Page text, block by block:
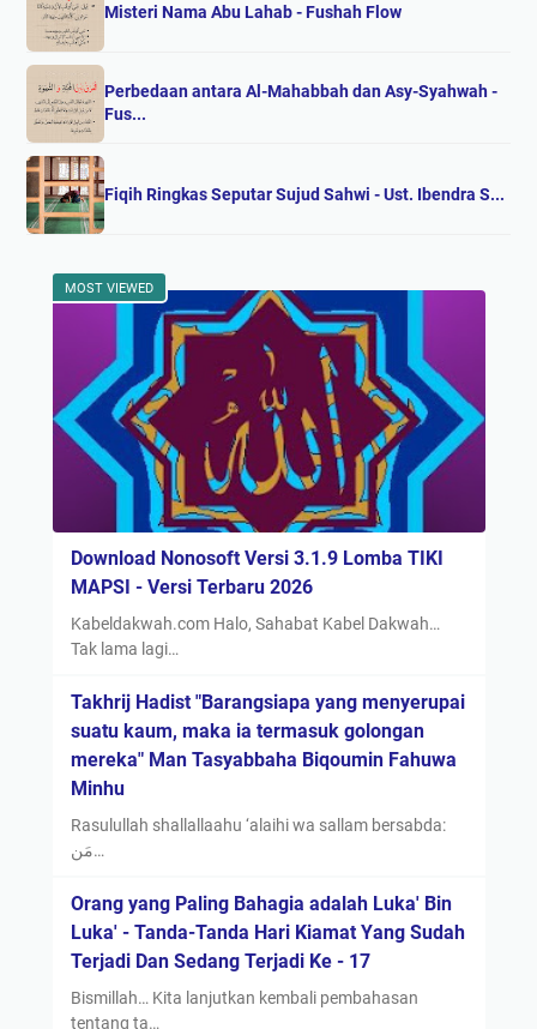
Misteri Nama Abu Lahab - Fushah Flow
Perbedaan antara Al-Mahabbah dan Asy-Syahwah -
Fus...
Fiqih Ringkas Seputar Sujud Sahwi - Ust. Ibendra S...
MOST VIEWED
Download Nonosoft Versi 3.1.9 Lomba TIKI
MAPSI - Versi Terbaru 2026
Kabeldakwah.com Halo, Sahabat Kabel Dakwah…
Tak lama lagi…
Takhrij Hadist "Barangsiapa yang menyerupai
suatu kaum, maka ia termasuk golongan
mereka" Man Tasyabbaha Biqoumin Fahuwa
Minhu
Rasulullah shallallaahu ‘alaihi wa sallam bersabda:
مَن…
Orang yang Paling Bahagia adalah Luka' Bin
Luka' - Tanda-Tanda Hari Kiamat Yang Sudah
Terjadi Dan Sedang Terjadi Ke - 17
Bismillah… Kita lanjutkan kembali pembahasan
tentang ta…